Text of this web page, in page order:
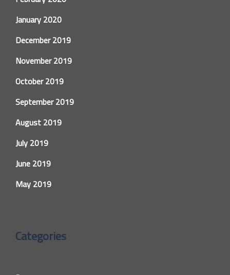
January 2020
December 2019
November 2019
October 2019
September 2019
August 2019
July 2019
June 2019
May 2019
Categories